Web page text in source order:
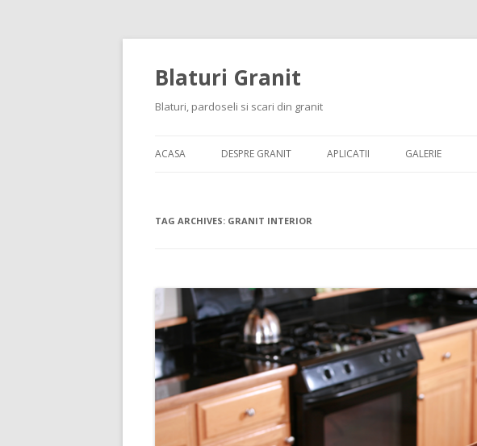
Blaturi Granit
Blaturi, pardoseli si scari din granit
ACASA DESPRE GRANIT APLICATII GALERIE
TAG ARCHIVES: GRANIT INTERIOR